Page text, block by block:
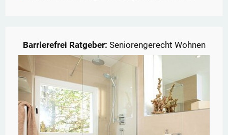
Barrierefrei Ratgeber: Seniorengerecht Wohnen